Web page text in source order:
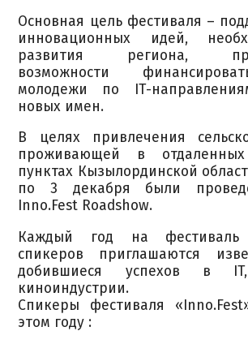
Основная цель фестиваля –
инновационных идей,
развития региона,
возможности
молодежи по ІТ-
новых имен.
В целях привлечения
проживающей в
пунктах Кызылординской
по 3 декабря были
Inno.Fest Roadshow.
Каждый год на фестиваль
спикеров приглашаются
добившиеся успехов в
киноиндустрии.
Спикеры фестиваля
этом году :